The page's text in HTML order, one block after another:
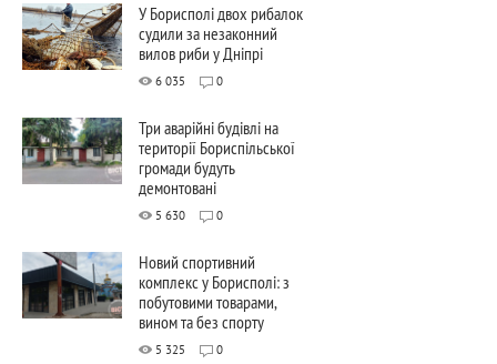
У Борисполі двох рибалок
судили за незаконний
вилов риби у Дніпрі
6 035 0
Три аварійні будівлі на
території Бориспільської
громади будуть
демонтовані
5 630 0
Новий спортивний
комплекс у Борисполі: з
побутовими товарами,
вином та без спорту
5 325 0